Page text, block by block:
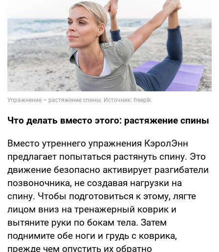
Что делать вместо этого: растяжение спины
Вместо утреннего упражнения КэролЭнн
предлагает попытаться растянуть спину. Это
движение безопасно активирует разгибатели
позвоночника, не создавая нагрузки на
спину. Чтобы подготовиться к этому, лягте
лицом вниз на тренажерный коврик и
вытяните руки по бокам тела. Затем
поднимите обе ноги и грудь с коврика,
прежде чем опустить их обратно